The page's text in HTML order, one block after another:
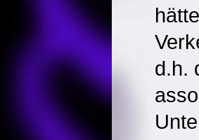
d.h.